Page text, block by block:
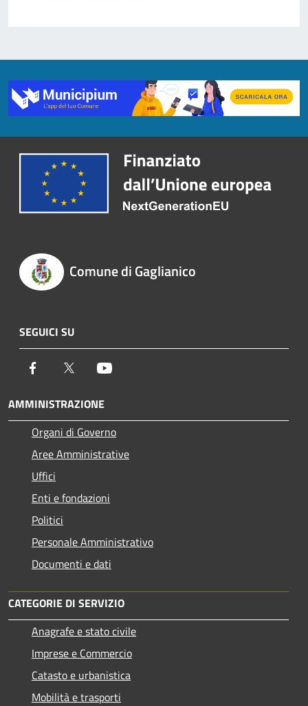
Comune di Gaglianico
SEGUICI SU
Facebook Twitter
AMMINISTRAZIONE
Organi di Governo
Aree Amministrative
Uffici
Enti e fondazioni
Politici
Personale Amministrativo
Documenti e dati
CATEGORIE DI SERVIZIO
Anagrafe e stato civile
Imprese e Commercio
Catasto e urbanistica
Mobilità e trasporti